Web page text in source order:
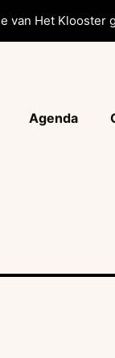
van Het
Agenda